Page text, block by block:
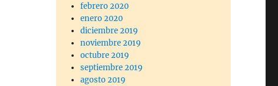
febrero 2020
enero 2020
diciembre 2019
noviembre 2019
octubre 2019
septiembre 2019
agosto 2019